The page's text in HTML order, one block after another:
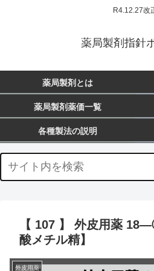
R4.12.27改
薬局製剤指針
薬局製剤とは
薬局製剤薬価一覧
各種製法の説明
【 107 】 外皮用薬
酸メチル精】
外皮用薬